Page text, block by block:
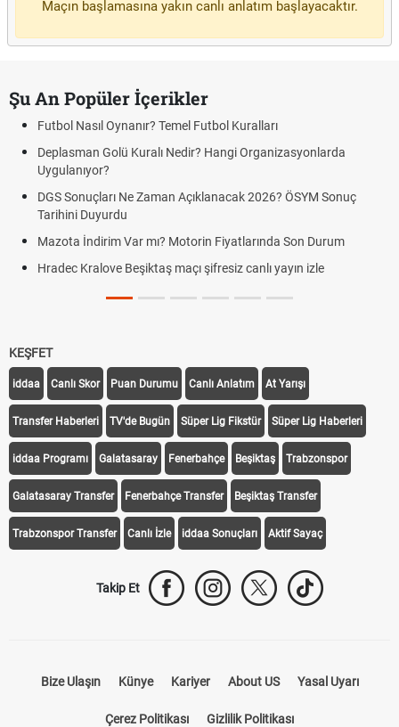
Maçın başlamasına yakın canlı anlatım başlayacaktır.
Şu An Popüler İçerikler
Futbol Nasıl Oynanır? Temel Futbol Kuralları
Deplasman Golü Kuralı Nedir? Hangi Organizasyonlarda
Uygulanıyor?
DGS Sonuçları Ne Zaman Açıklanacak 2026? ÖSYM Sonuç
Tarihini Duyurdu
Mazota İndirim Var mı? Motorin Fiyatlarında Son Durum
Hradec Kralove Beşiktaş maçı şifresiz canlı yayın izle
KEŞFET
iddaa Canlı Skor Puan Durumu Canlı Anlatım At Yarışı
Transfer Haberleri TV'de Bugün Süper Lig Fikstür Süper Lig Haberleri
iddaa Programı Galatasaray Fenerbahçe Beşiktaş Trabzonspor
Galatasaray Transfer Fenerbahçe Transfer Beşiktaş Transfer
Trabzonspor Transfer Canlı İzle iddaa Sonuçları Aktif Sayaç
Takip Et
Bize Ulaşın Künye Kariyer About US Yasal Uyarı
Çerez Politikası Gizlilik Politikası